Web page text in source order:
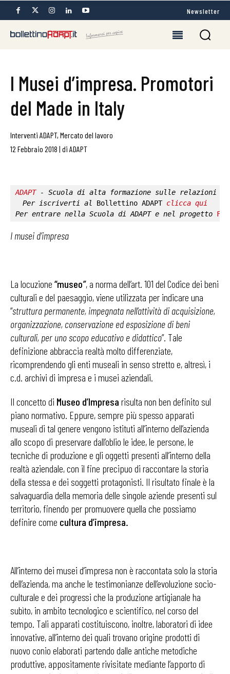
Newsletter
I Musei d’impresa. Promotori
del Made in Italy
Interventi ADAPT, Mercato del lavoro
12 Febbraio 2018 | di ADAPT
ADAPT - Scuola di alta formazione sulle relazioni
Per iscriverti al Bollettino ADAPT clicca qui
Per entrare nella Scuola di ADAPT e nel progetto
I musei d’impresa
La locuzione “museo”, a norma dell’art. 101 del Codice dei beni
culturali e del paesaggio, viene utilizzata per indicare una
“struttura permanente, impegnata nell’attività di acquisizione,
organizzazione, conservazione ed esposizione di beni
culturali, per uno scopo educativo e didattico”. Tale
definizione abbraccia realtà molto differenziate,
ricomprendendo gli enti museali in senso stretto e, altresì, i
c.d. archivi di impresa e i musei aziendali.
Il concetto di Museo d’Impresa risulta non ben definito sul
piano normativo. Eppure, sempre più spesso apparati
museali di tal genere vengono istituti all’interno dell’azienda
allo scopo di preservare dall’oblio le idee, le persone, le
tecniche di produzione e gli oggetti presenti all’interno della
realtà aziendale, con il fine precipuo di raccontare la storia
della stessa e dei soggetti protagonisti. Il risultato finale è la
salvaguardia della memoria delle singole aziende presenti sul
territorio, finendo per promuovere quella che possiamo
definire come cultura d’impresa.
All’interno dei musei d’impresa non è raccontata solo la storia
dell’azienda, ma anche le testimonianze dell’evoluzione socio-
culturale e dei progressi che la produzione artigianale ha
subìto, in ambito tecnologico e scientifico, nel corso del
tempo. Tali apparati costituiscono, inoltre, laboratori di idee
innovative, all’interno dei quali trovano origine prodotti di
nuovo conio elaborati partendo dalle antiche metodiche
produttive, appositamente rivisitate mediante l’apporto di